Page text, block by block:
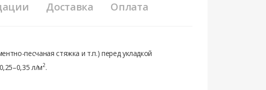
Доставка Оплата
песчаная стяжка и т.п.) перед укладкой
л/м2.